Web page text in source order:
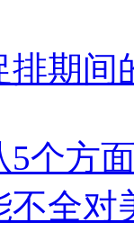
期间
个方
全对